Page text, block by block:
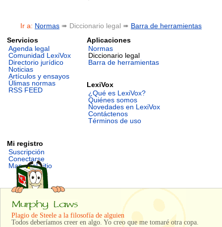
Ir a: Normas ➠ Diccionario legal ➠ Barra de herramientas
Servicios
Agenda legal
Comunidad LexiVox
Directorio jurídico
Noticias
Artículos y ensayos
Úlimas normas
RSS FEED
Aplicaciones
Normas
Diccionario legal
Barra de herramientas
LexiVox
¿Qué es LexiVox?
Quiénes somos
Novedades en LexiVox
Contáctenos
Términos de uso
Mi registro
Suscripción
Conectarse
Mapa del sitio
Plagio de Steele a la filosofía de alguien
Todos deberíamos creer en algo. Yo creo que me tomaré otra copa.